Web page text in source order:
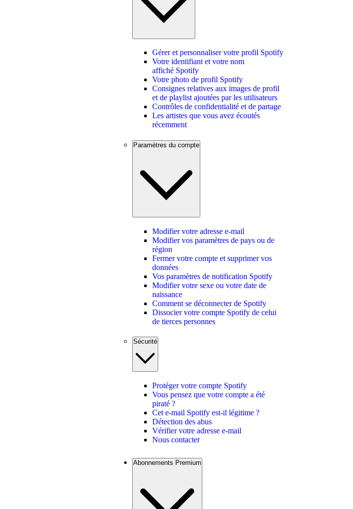
Gérer et personnaliser votre profil Spotify
Votre identifiant et votre nom
affiché Spotify
Votre photo de profil Spotify
Consignes relatives aux images de profil
et de playlist ajoutées par les utilisateurs
Contrôles de confidentialité et de partage
Les artistes que vous avez écoutés
récemment
Paramètres du compte
Modifier votre adresse e-mail
Modifier vos paramètres de pays ou de
région
Fermer votre compte et supprimer vos
données
Vos paramètres de notification Spotify
Modifier votre sexe ou votre date de
naissance
Comment se déconnecter de Spotify
Dissocier votre compte Spotify de celui
de tierces personnes
Sécurité
Protéger votre compte Spotify
Vous pensez que votre compte a été
piraté ?
Cet e-mail Spotify est-il légitime ?
Détection des abus
Vérifier votre adresse e-mail
Nous contacter
Abonnements Premium